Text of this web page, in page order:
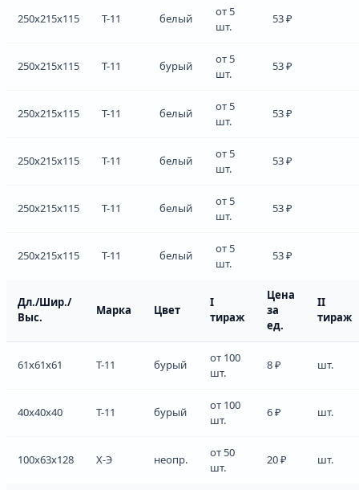
250x215x115 Т-11 белый
от 5
шт.
53 ₽
250x215x115 Т-11 бурый
от 5
шт.
53 ₽
250x215x115 Т-11 белый
от 5
шт.
53 ₽
250x215x115 Т-11 белый
от 5
шт.
53 ₽
250x215x115 Т-11 белый
от 5
шт.
53 ₽
250x215x115 Т-11 белый
от 5
шт.
53 ₽
Дл./Шир./
Выс.
Марка Цвет
I
тираж
Цена
за
ед.
II
тираж
61x61x61 Т-11 бурый
от 100
шт.
8 ₽ шт.
40x40x40 Т-11 бурый
от 100
шт.
6 ₽ шт.
100x63x128 Х-Э неопр.
от 50
шт.
20 ₽ шт.